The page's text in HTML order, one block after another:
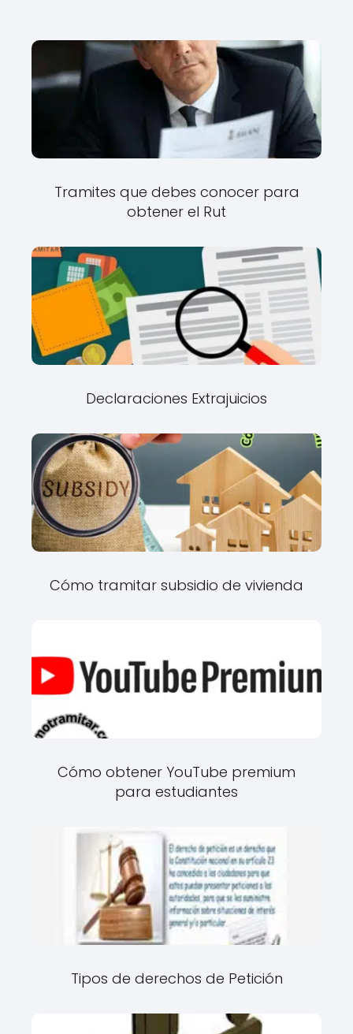
Tramites que debes conocer para
obtener el Rut
Declaraciones Extrajuicios
Cómo tramitar subsidio de vivienda
Cómo obtener YouTube premium
para estudiantes
Tipos de derechos de Petición